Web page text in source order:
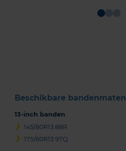
Beschikbare bandenmaten
13-inch banden
145/80R13 88R
175/80R13 97Q